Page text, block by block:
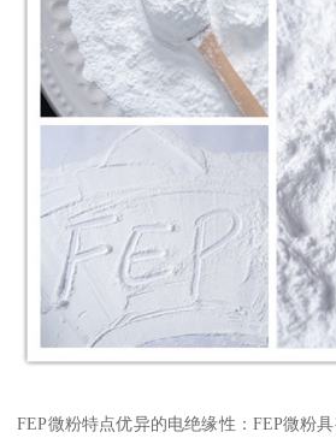
FEP微粉特点优异的电绝缘性：FEP微粉